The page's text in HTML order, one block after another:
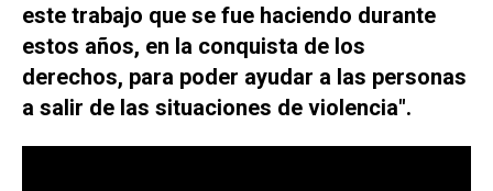
este trabajo que se fue haciendo durante
estos años, en la conquista de los
derechos, para poder ayudar a las personas
a salir de las situaciones de violencia".